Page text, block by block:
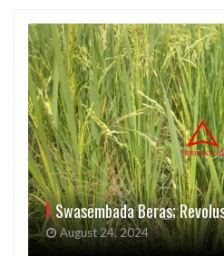
Swasembada Beras;
August 24, 2024